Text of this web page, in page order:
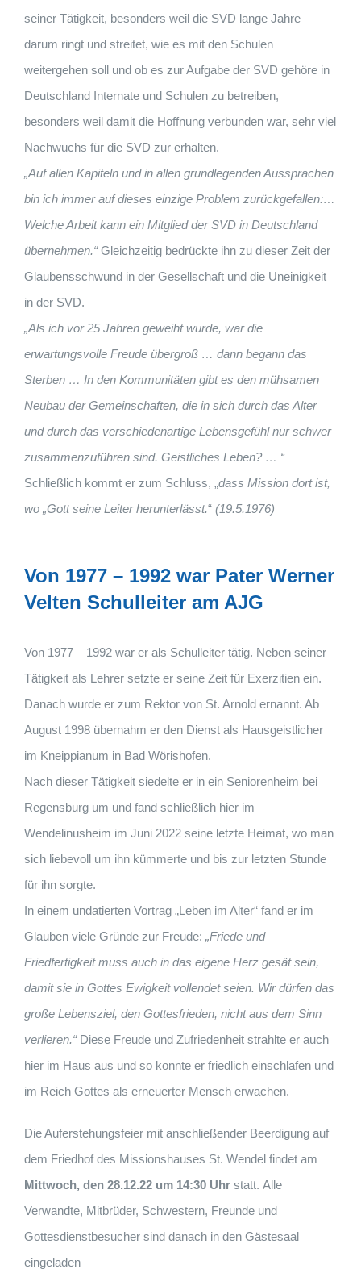
seiner Tätigkeit, besonders weil die SVD lange Jahre
darum ringt und streitet, wie es mit den Schulen
weitergehen soll und ob es zur Aufgabe der SVD gehöre in
Deutschland Internate und Schulen zu betreiben,
besonders weil damit die Hoffnung verbunden war, sehr viel
Nachwuchs für die SVD zur erhalten.
„Auf allen Kapiteln und in allen grundlegenden Aussprachen
bin ich immer auf dieses einzige Problem zurückgefallen:…
Welche Arbeit kann ein Mitglied der SVD in Deutschland
übernehmen.“Gleichzeitig bedrückte ihn zu dieser Zeit der
Glaubensschwund in der Gesellschaft und die Uneinigkeit
in der SVD.
„Als ich vor 25 Jahren geweiht wurde, war die
erwartungsvolle Freude übergroß … dann begann das
Sterben … In den Kommunitäten gibt es den mühsamen
Neubau der Gemeinschaften, die in sich durch das Alter
und durch das verschiedenartige Lebensgefühl nur schwer
zusammenzuführen sind. Geistliches Leben? … “
Schließlich kommt er zum Schluss, „dass Mission dort ist,
wo „Gott seine Leiter herunterlässt.“ (19.5.1976)
Von 1977 – 1992 war Pater Werner
Velten Schulleiter am AJG
Von 1977 – 1992 war er als Schulleiter tätig. Neben seiner
Tätigkeit als Lehrer setzte er seine Zeit für Exerzitien ein.
Danach wurde er zum Rektor von St. Arnold ernannt. Ab
August 1998 übernahm er den Dienst als Hausgeistlicher
im Kneippianum in Bad Wörishofen.
Nach dieser Tätigkeit siedelte er in ein Seniorenheim bei
Regensburg um und fand schließlich hier im
Wendelinusheim im Juni 2022 seine letzte Heimat, wo man
sich liebevoll um ihn kümmerte und bis zur letzten Stunde
für ihn sorgte.
In einem undatierten Vortrag „Leben im Alter“ fand er im
Glauben viele Gründe zur Freude: „Friede und
Friedfertigkeit muss auch in das eigene Herz gesät sein,
damit sie in Gottes Ewigkeit vollendet seien. Wir dürfen das
große Lebensziel, den Gottesfrieden, nicht aus dem Sinn
verlieren.“ Diese Freude und Zufriedenheit strahlte er auch
hier im Haus aus und so konnte er friedlich einschlafen und
im Reich Gottes als erneuerter Mensch erwachen.
Die Auferstehungsfeier mit anschließender Beerdigung auf
dem Friedhof des Missionshauses St. Wendel findet am
Mittwoch, den 28.12.22 um 14:30 Uhrstatt. Alle
Verwandte, Mitbrüder, Schwestern, Freunde und
Gottesdienstbesucher sind danach in den Gästesaal
eingeladen